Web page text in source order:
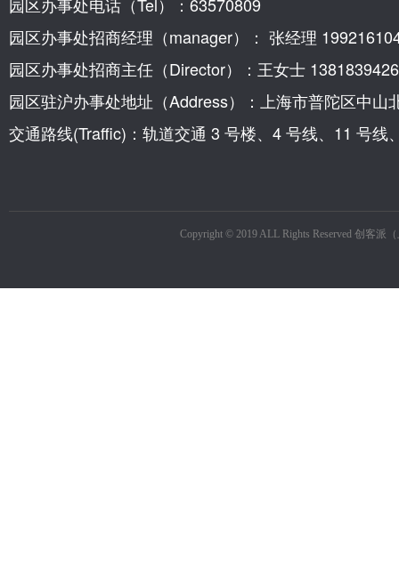
园区办事处招商经理（manager）： 张经理
园区办事处招商主任（Director）：王女士
园区驻沪办事处地址（Address）：上海市普陀区中
交通路线(Traffic)：轨道交通 3 号楼、4 号线、11 号线
Copyright © 2019 ALL Rights Reserved 创客